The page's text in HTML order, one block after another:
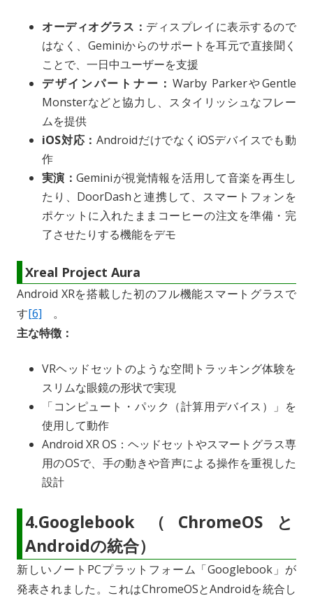
オーディオグラス： ディスプレイに表示するので
はなく、Geminiからのサポートを耳元で直接聞く
ことで、一日中ユーザーを支援
デザインパートナー： Warby ParkerやGentle
Monsterなどと協力し、スタイリッシュなフレー
ムを提供
iOS対応：AndroidだけでなくiOSデバイスでも動
作
実演：Geminiが視覚情報を活用して音楽を再生し
たり、DoorDashと連携して、スマートフォンを
ポケットに入れたままコーヒーの注文を準備・完
了させたりする機能をデモ
Xreal Project Aura
Android XRを搭載した初のフル機能スマートグラスで
す[6]
。
主な特徴：
VRヘッドセットのような空間トラッキング体験を
スリムな眼鏡の形状で実現
「コンピュート・パック（計算用デバイス）」を
使用して動作
Android XR OS：ヘッドセットやスマートグラス専
用のOSで、手の動きや音声による操作を重視した
設計
4.Googlebook（ChromeOSと
Androidの統合）
新しいノートPCプラットフォーム「Googlebook」が
発表されました。これはChromeOSとAndroidを統合し